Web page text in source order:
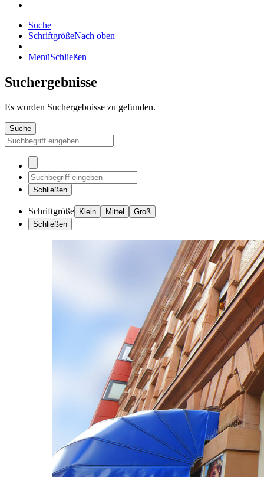
Suche
SchriftgrößeNach oben
MenüSchließen
Suchergebnisse
Es wurden Suchergebnisse zu gefunden.
Suche
Schließen
Schriftgröße Klein Mittel
Groß
Schließen